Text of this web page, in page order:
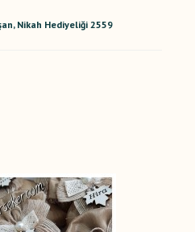
Nikah Hediyeliği 2559